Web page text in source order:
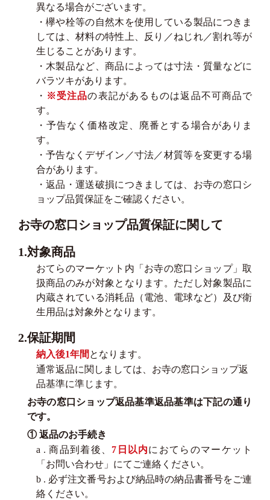
異なる場合がございます。
・欅や栓等の自然木を使用している製品につきま
しては、材料の特性上、反り／ねじれ／割れ等が
生じることがあります。
・木製品など、商品によっては寸法・質量などに
バラツキがあります。
・ ※受注品の表記があるものは返品不可商品で
す。
・予告なく価格改定、廃番とする場合がありま
す。
・予告なくデザイン／寸法／材質等を変更する場
合があります。
・返品・運送破損につきましては、お寺の窓口シ
ョップ品質保証をご確認ください。
お寺の窓口ショップ品質保証に関して
1.対象商品
おてらのマーケット内「お寺の窓口ショップ」取
扱商品のみが対象となります。ただし対象製品に
内蔵されている消耗品（電池、電球など）及び衛
生用品は対象外となります。
2.保証期間
納入後1年間 となります。
通常返品に関しましては、お寺の窓口ショップ返
品基準に準じます。
お寺の窓口ショップ返品基準返品基準は下記の通り
です。
① 返品のお手続き
a . 商品到着後、 7日以内におてらのマーケット
「お問い合わせ」にてご連絡ください。
b . 必ず注文番号および納品時の納品書番号をご連
絡ください。